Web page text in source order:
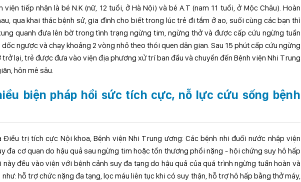
tiếp nhận là bé N.K (nữ, 12 tuổi, ở Hà Nội) và bé A.T (nam 11 tuổi, ở Mộc Châu). Hoàn
qua khai thác bệnh sử, gia đình cho biết trong lúc trẻ đi tắm ở ao, suối cùng các bạn thì
quanh đưa lên bờ trong tình trạng ngừng tim, ngừng thở và được cấp cứu ngừng tuần
ngược và chạy khoảng 2 vòng nhỏ theo thói quen dân gian. Sau 15 phút cấp cứu ngừng
lại, trẻ được đưa vào viện địa phương xử trí ban đầu và chuyển đến Bệnh viện Nhi Trung
hôn mê sâu.
biện pháp hồi sức tích cực, nỗ lực cứu sống bệnh
Điều trị tích cực Nội khoa, Bệnh viện Nhi Trung ương: Các bệnh nhi đuối nước nhập viện
đa cơ quan do hậu quả sau ngừng tim hoặc tổn thương phổi nặng - hội chứng suy hô hấp
đều vào viện với bệnh cảnh suy đa tạng do hậu quả của quá trình ngừng tuần hoàn và
hỗ trợ chức nặng đa tạng, lọc máu liên tục khi có suy thận, hỗ trợ hô hấp bằng thở máy,